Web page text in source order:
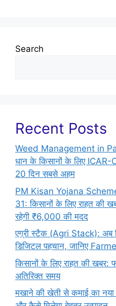
Search
Recent Posts
Weed Management in
धान के किसानों के लिए
20 दिन सबसे अहम
PM Kisan Yojana
31: किसानों के लिए राहत की
रहेगी ₹6,000 की मदद
एग्री स्टैक (Agri Stack): अब
डिजिटल पहचान, जानिए
किसानों के लिए राहत की खबर:
अतिरिक्त समय
मखाने की खेती से कमाई का